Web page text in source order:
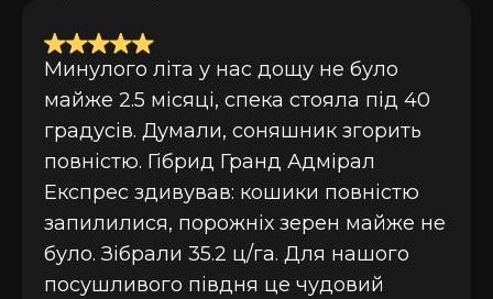
Минулого літа у нас дощу не було
майже 2.5 місяці, спека стояла під 40
градусів. Думали, соняшник згорить
повністю. Гібрид Гранд Адмірал
Експрес здивував: кошики повністю
запилилися, порожніх зерен майже не
було. Зібрали 35.2 ц/га. Для нашого
посушливого півдня це чудовий